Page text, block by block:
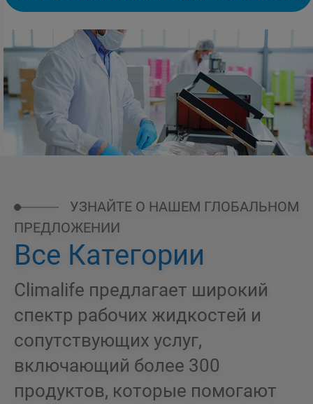
УЗНАЙТЕ О НАШЕМ ГЛОБАЛЬНОМ
ПРЕДЛОЖЕНИИ
Все Категории
Climalife предлагает широкий
спектр рабочих жидкостей и
сопутствующих услуг,
включающий более 300
продуктов, которые помогают